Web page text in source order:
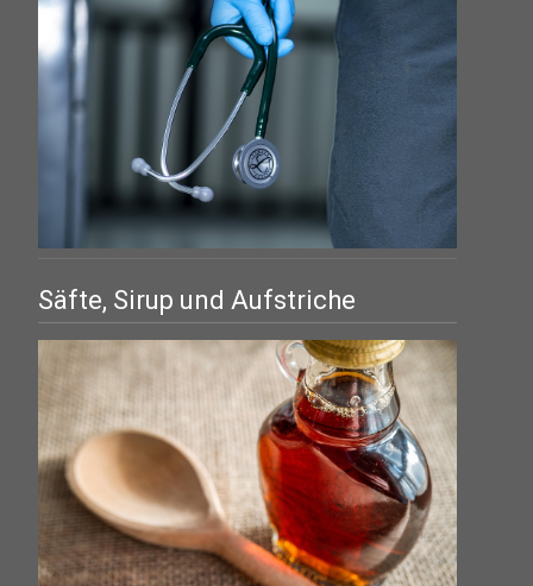
Säfte, Sirup und Aufstriche